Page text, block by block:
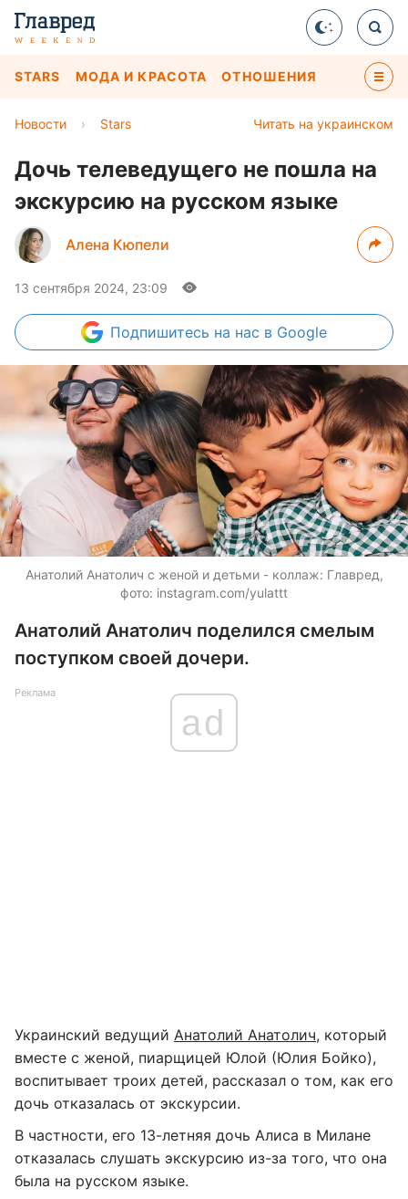
STARS МОДА И КРАСОТА ОТНОШЕНИЯ
Читать на украинском
Новости › Stars
Дочь телеведущего не пошла на
экскурсию на русском языке
Алена Кюпели
13 сентября 2024, 23:09
Подпишитесь на нас в Google
Анатолий Анатолич с женой и детьми - коллаж: Главред,
фото: instagram.com/yulattt
Анатолий Анатолич поделился смелым
поступком своей дочери.
Реклама
ad
Украинский ведущий Анатолий Анатолич, который
вместе с женой, пиарщицей Юлой (Юлия Бойко),
воспитывает троих детей, рассказал о том, как его
дочь отказалась от экскурсии.
В частности, его 13-летняя дочь Алиса в Милане
отказалась слушать экскурсию из-за того, что она
была на русском языке.